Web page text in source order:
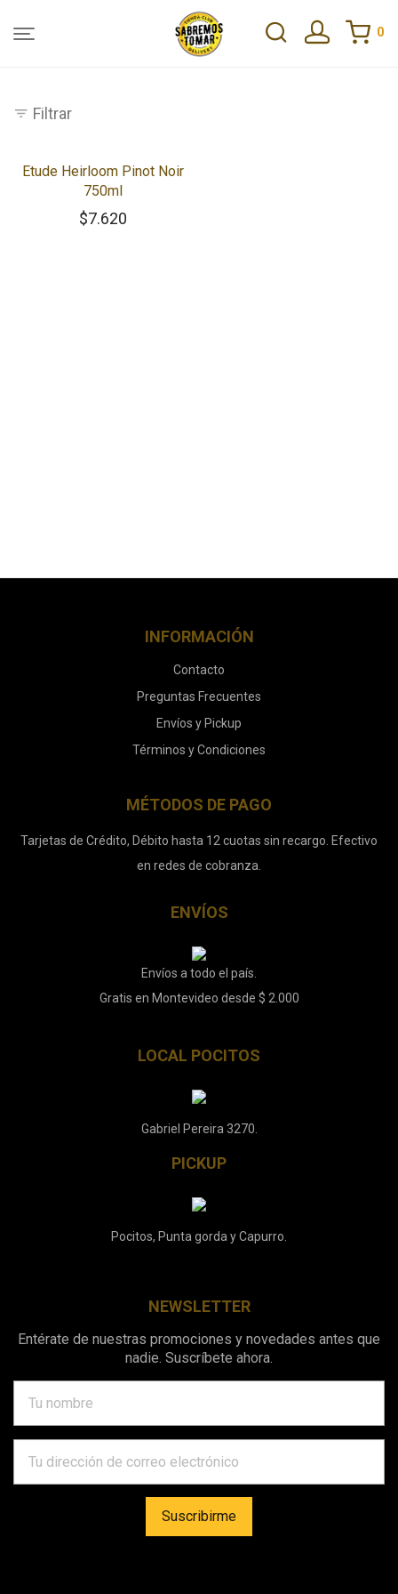
0
Filtrar
Etude Heirloom Pinot Noir
750ml
$7.620
INFORMACIÓN
Contacto
Preguntas Frecuentes
Envíos y Pickup
Términos y Condiciones
MÉTODOS DE PAGO
Tarjetas de Crédito, Débito hasta 12 cuotas sin recargo. Efectivo
en redes de cobranza.
ENVÍOS
Envíos a todo el país.
Gratis en Montevideo desde $ 2.000
LOCAL POCITOS
Gabriel Pereira 3270.
PICKUP
Pocitos, Punta gorda y Capurro.
NEWSLETTER
Entérate de nuestras promociones y novedades antes que
nadie. Suscríbete ahora.